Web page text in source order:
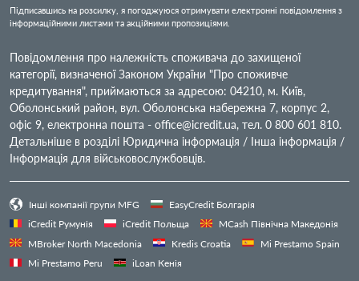
Підписавшись на розсилку, я погоджуюся отримувати електронні повідомлення з
інформаційними листами та акційними пропозиціями.
Повідомлення про належність споживача до захищеної
категорії, визначеної Законом України "Про споживче
кредитування", приймаються за адресою: 04210, м. Київ,
Оболонський район, вул. Оболонська набережна 7, корпус 2,
офіс 9, електронна пошта - office@icredit.ua, тел. 0 800 601 810.
Детальніше в розділі Юридична інформація / Інша інформація /
Інформація для військовослужбовців.
Інші компанії групи MFG
EasyCredit Болгарія
iCredit Румунія
iCredit Польща
MCash Північна Македонія
MBroker North Macedonia
Kredis Croatia
Mi Prestamo Spain
Mi Prestamo Peru
iLoan Кенія